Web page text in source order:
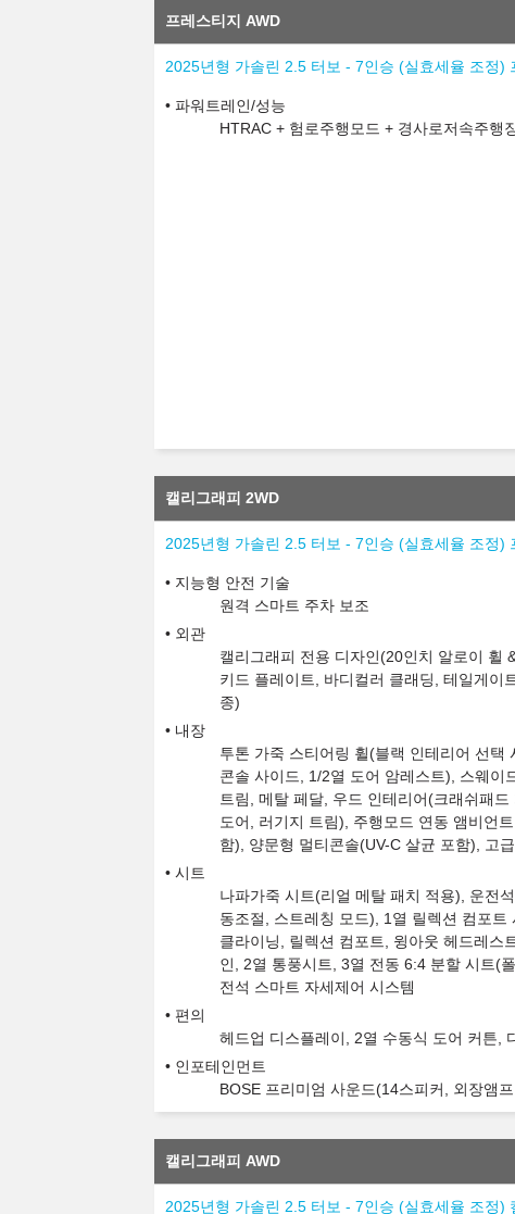
프레스티지 AWD
2025년형 가솔린 2.5 터보 - 7인승 (실효세율 조정)
파워트레인/성능
HTRAC + 험로주행모드 + 경사로저속주행
캘리그래피 2WD
2025년형 가솔린 2.5 터보 - 7인승 (실효세율 조정)
지능형 안전 기술
원격 스마트 주차 보조
외관
캘리그래피 전용 디자인(20인치 알로이 휠
키드 플레이트, 바디컬러 클래딩, 테일게이
종)
내장
투톤 가죽 스티어링 휠(블랙 인테리어 선택
콘솔 사이드, 1/2열 도어 암레스트), 스웨이
트림, 메탈 페달, 우드 인테리어(크래쉬패
도어, 러기지 트림), 주행모드 연동 앰비언
함), 양문형 멀티콘솔(UV-C 살균 포함), 고
시트
나파가죽 시트(리얼 메탈 패치 적용), 운전
동조절, 스트레칭 모드), 1열 릴렉션 컴포
클라이닝, 릴렉션 컴포트, 윙아웃 헤드레스
인, 2열 통풍시트, 3열 전동 6:4 분할 시트(
전석 스마트 자세제어 시스템
편의
헤드업 디스플레이, 2열 수동식 도어 커튼,
인포테인먼트
BOSE 프리미엄 사운드(14스피커, 외장앰
캘리그래피 AWD
2025년형 가솔린 2.5 터보 - 7인승 (실효세율 조정)